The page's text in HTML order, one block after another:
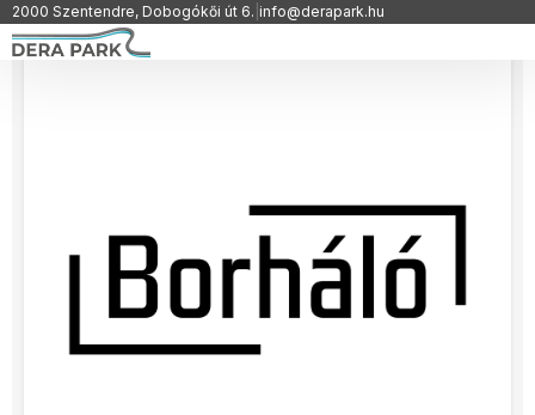
2000 Szentendre, Dobogókői út 6. info@derapark.hu